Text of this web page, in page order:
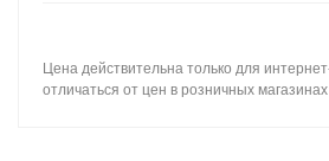
Цена действительна только для
отличаться от цен в розничных магазинах